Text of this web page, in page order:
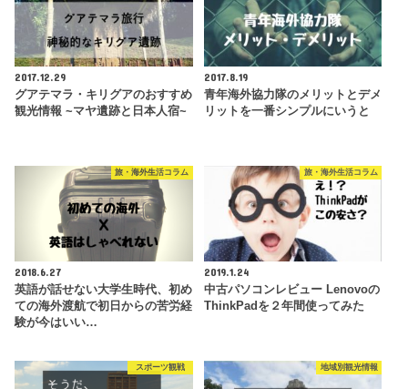
2017.12.29
グアテマラ・キリグアのおすすめ
観光情報 ~マヤ遺跡と日本人宿~
2017.8.19
青年海外協力隊のメリットとデメ
リットを一番シンプルにいうと
旅・海外生活コラム
2018.6.27
英語が話せない大学生時代、初め
ての海外渡航で初日からの苦労経
験が今はいい…
旅・海外生活コラム
2019.1.24
中古パソコンレビュー Lenovoの
ThinkPadを２年間使ってみた
スポーツ観戦 地域別観光情報